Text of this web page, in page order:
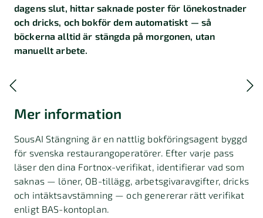
dagens slut, hittar saknade poster för lönekostnader
och dricks, och bokför dem automatiskt — så
böckerna alltid är stängda på morgonen, utan
manuellt arbete.
Mer information
SousAI Stängning är en nattlig bokföringsagent byggd
för svenska restaurangoperatörer. Efter varje pass
läser den dina Fortnox-verifikat, identifierar vad som
saknas — löner, OB-tillägg, arbetsgivaravgifter, dricks
och intäktsavstämning — och genererar rätt verifikat
enligt BAS-kontoplan.